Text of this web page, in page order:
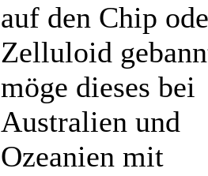
auf den Chip
Zelluloid
möge dieses bei
Australien und
Ozeanien mit